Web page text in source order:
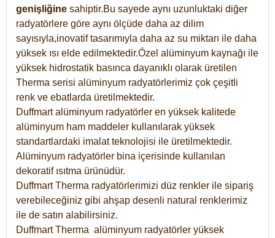
genişliğine sahiptir.Bu sayede aynı uzunluktaki diğer
radyatörlere göre aynı ölçüde daha az dilim
sayısıyla,inovatif tasarımıyla daha az su miktarı ile daha
yüksek ısı elde edilmektedir.Özel alüminyum kaynağı ile
yüksek hidrostatik basınca dayanıklı olarak üretilen
Therma serisi alüminyum radyatörlerimiz çok çeşitli
renk ve ebatlarda üretilmektedir.
Duffmart alüminyum radyatörler en yüksek kalitede
alüminyum ham maddeler kullanılarak yüksek
standartlardaki imalat teknolojisi ile üretilmektedir.
Alüminyum radyatörler bina içerisinde kullanılan
dekoratif ısıtma ürünüdür.
Duffmart Therma radyatörlerimizi düz renkler ile sipariş
verebileceğiniz gibi ahşap desenli natural renklerimiz
ile de satın alabilirsiniz.
Duffmart Therma alüminyum radyatörler yüksek